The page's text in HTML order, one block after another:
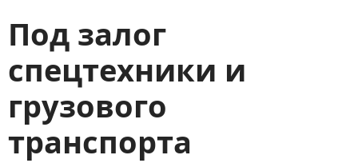
Под залог
спецтехники и
грузового
транспорта